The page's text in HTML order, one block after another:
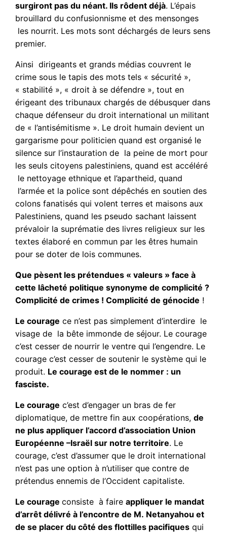
surgiront pas du néant. Ils rôdent déjà. L’épais
brouillard du confusionnisme et des mensonges
les nourrit. Les mots sont déchargés de leurs sens
premier.
Ainsi dirigeants et grands médias couvrent le
crime sous le tapis des mots tels « sécurité »,
« stabilité », « droit à se défendre », tout en
érigeant des tribunaux chargés de débusquer dans
chaque défenseur du droit international un militant
de « l’antisémitisme ». Le droit humain devient un
gargarisme pour politicien quand est organisé le
silence sur l’instauration de la peine de mort pour
les seuls citoyens palestiniens, quand est accéléré
le nettoyage ethnique et l’apartheid, quand
l’armée et la police sont dépêchés en soutien des
colons fanatisés qui volent terres et maisons aux
Palestiniens, quand les pseudo sachant laissent
prévaloir la suprématie des livres religieux sur les
textes élaboré en commun par les êtres humain
pour se doter de lois communes.
Que pèsent les prétendues « valeurs » face à
cette lâcheté politique synonyme de complicité ?
Complicité de crimes ! Complicité de génocide !
Le courage ce n’est pas simplement d’interdire le
visage de la bête immonde de séjour. Le courage
c’est cesser de nourrir le ventre qui l’engendre. Le
courage c’est cesser de soutenir le système qui le
produit. Le courage est de le nommer : un
fasciste.
Le courage c’est d’engager un bras de fer
diplomatique, de mettre fin aux coopérations,de
ne plus appliquer l’accord d’association Union
Européenne –Israël sur notre territoire. Le
courage, c’est d’assumer que le droit international
n’est pas une option à n’utiliser que contre de
prétendus ennemis de l’Occident capitaliste.
Le courageconsiste à faireappliquer le mandat
d’arrêt délivré à l’encontre de M. Netanyahou et
de se placer du côté des flottilles pacifiques qui